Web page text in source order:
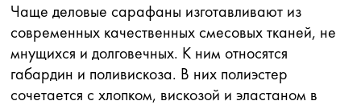
Чаще деловые сарафаны изготавливают из
современных качественных смесовых тканей, не
мнущихся и долговечных. К ним относятся
габардин и поливискоза. В них полиэстер
сочетается с хлопком, вискозой и эластаном в